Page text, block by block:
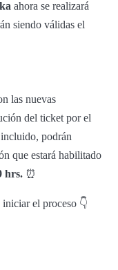
ahora se realizará
siendo válidas el
las nuevas
del ticket por el
podrán
que estará habilitado
hrs. ⏰
el proceso 👇